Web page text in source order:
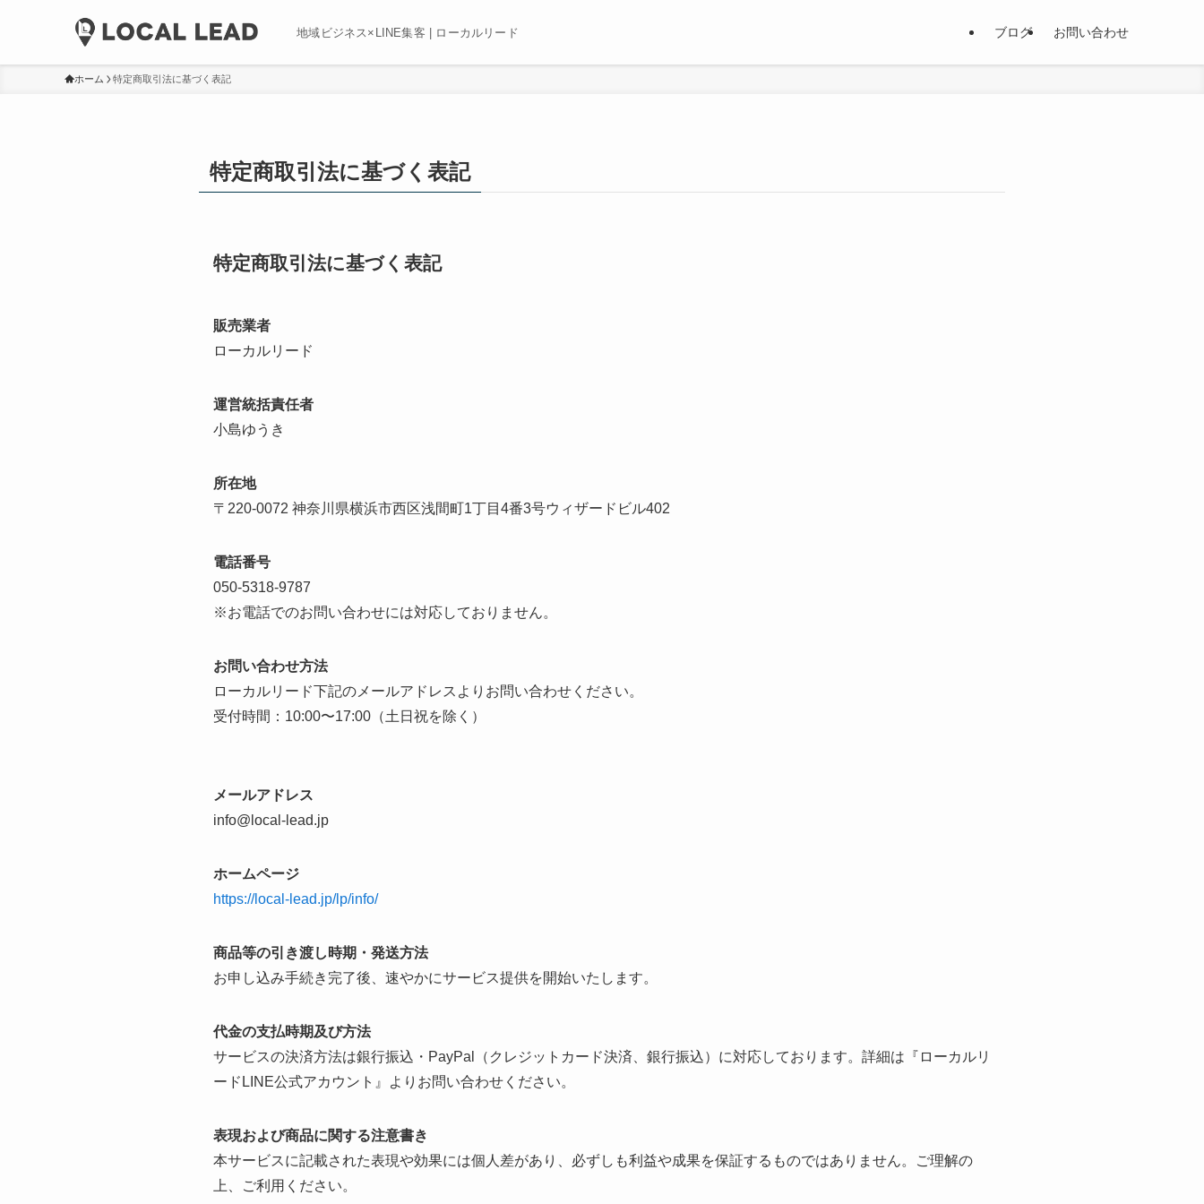
地域ビジネス×LINE集客 | ローカルリード ブログ お問い合わせ
ホーム 特定商取引法に基づく表記
特定商取引法に基づく表記
特定商取引法に基づく表記
販売業者
ローカルリード
運営統括責任者
小島ゆうき
所在地
〒220-0072 神奈川県横浜市西区浅間町1丁目4番3号ウィザードビル402
電話番号
050-5318-9787
※お電話でのお問い合わせには対応しておりません。
お問い合わせ方法
ローカルリード下記のメールアドレスよりお問い合わせください。
受付時間：10:00〜17:00（土日祝を除く）
メールアドレス
info@local-lead.jp
ホームページ
https://local-lead.jp/lp/info/
商品等の引き渡し時期・発送方法
お申し込み手続き完了後、速やかにサービス提供を開始いたします。
代金の支払時期及び方法
サービスの決済方法は銀行振込・PayPal（クレジットカード決済、銀行振込）に対応しております。詳細は『ローカルリ
ードLINE公式アカウント』よりお問い合わせください。
表現および商品に関する注意書き
本サービスに記載された表現や効果には個人差があり、必ずしも利益や成果を保証するものではありません。ご理解の
上、ご利用ください。